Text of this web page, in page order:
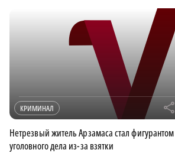
КРИМИНАЛ r
Нетрезвый житель Арзамаса стал фигурантом
уголовного дела из-за взятки